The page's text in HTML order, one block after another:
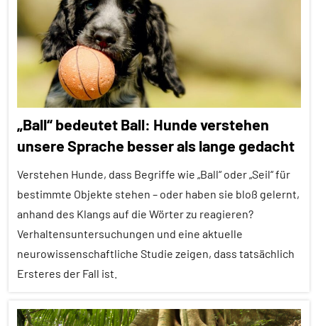
Wirbeltiere
Themen
Alle
Tiergruppen
Forschung
aktuell
In
Kürze
Kommunikation
Sozialverhalten
„Ball“ bedeutet Ball: Hunde verstehen
unsere Sprache besser als lange gedacht
Verstehen Hunde, dass Begriffe wie „Ball“ oder „Seil“ für
bestimmte Objekte stehen – oder haben sie bloß gelernt,
anhand des Klangs auf die Wörter zu reagieren?
Verhaltensuntersuchungen und eine aktuelle
neurowissenschaftliche Studie zeigen, dass tatsächlich
Ersteres der Fall ist.
Alle